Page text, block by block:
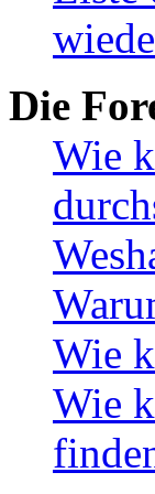
Die
Wie
Wie
Wie